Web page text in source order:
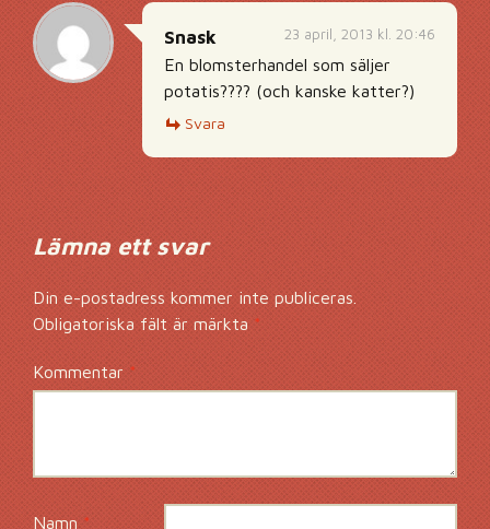
23 april, 2013 kl. 20:46
Snask
En blomsterhandel som säljer
potatis???? (och kanske katter?)
Svara
Lämna ett svar
Din e-postadress kommer inte publiceras.
Obligatoriska fält är märkta*
Kommentar*
Namn*